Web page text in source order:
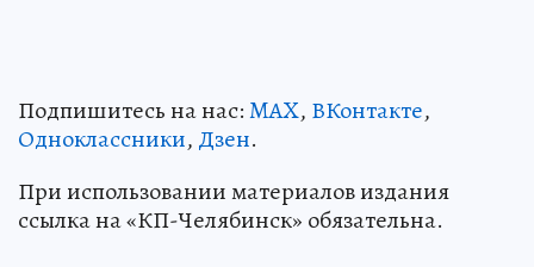
Подпишитесь на нас:MAX, ВКонтакте,
Одноклассники, Дзен.
При использовании материалов издания
ссылка на «КП-Челябинск» обязательна.